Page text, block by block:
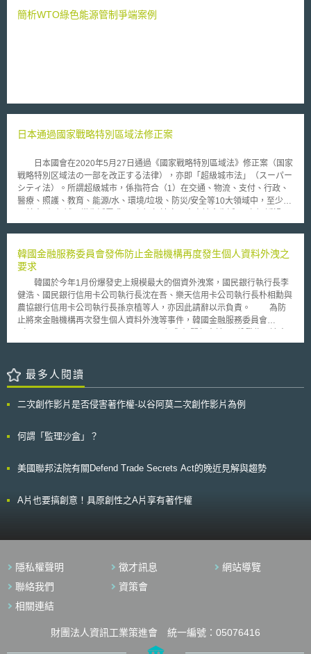
由應用程式的資金轉帳功能和數位錢包功能，進行「一般性」數位支付交易
金額將近130億美元。 有鑑於消費者資訊貨幣化（Monetization）之資料治
CFPB擬藉由此項擬議規則擴大監管措施，將美國大型數位支付科技公司納
構同步受到監管，一方面維持數位支付市場之公平競爭環境，並同時確保消
費者受到CFPA的保障，降低消費者在使用數位支付時的交易風險。 近年我
國因疫情的零接觸政策及數位經濟時代來臨，數位支付應用因而蓬勃發展，
我國於2023年11月21日三讀通過《金融消費者保護法》修正案，將電子支
付業納入金融服務業，逐步加強金融消費者權益保護，我國應持續追蹤外國
金融消費者保障動態，在金融消費者保障上持續前進。
簡析WTO綠色能源管制爭端案例
日本通過國家戰略特別區域法修正案
日本國會在2020年5月27日通過《國家戰略特別區域法》修正案（国家
戦略特別区域法の一部を改正する法律），亦即「超級城市法」（スーパー
シティ法）。所謂超級城市，係指符合（1）在交通、物流、支付、行政、
醫療、照護、教育、能源/水、環境/垃圾、防災/安全等10大領域中，至少滿
眾參與，建立從民眾觀點出發之理想社會等三大條件之未來都市。 超
（1）賦予蒐集、整理、提供各種類型服務相關資料之資料聯合平台（デー
タ連携基盤）業者法律上地位；（2）因相關制度涉及不同法規及主管機
關，故超級城市法內特別設計可併同檢討跨領域法規修正之特別程序；
（3）其他規定︰如明定各中央政府機關應提供具體協助、應檢討制定Open
API規範，以及本法施行後3年應檢討施行狀況等。其次，本次修法新增地區
限定型之監理沙盒制度（地域限定型規制のサンドボックス制度），針對自
駕車、無人機等科技創新實驗，透過強化事後監督體制，事前放寬道路運輸
韓國金融服務委員會發佈防止金融機構再度發生個人資料外洩之
要求
韓國於今年1月份爆發史上規模最大的個資外洩案，國民銀行執行長李
健浩、國民銀行信用卡公司執行長沈在吾、樂天信用卡公司執行長朴相勳與
農協銀行信用卡公司執行長孫京植等人，亦因此請辭以示負責。 為防
止將來金融機構再次發生個人資料外洩等事件，韓國金融服務委員會
要求，以下為其基本原則 1. 金融機構將被要求在處理客戶的個人資料時的
的責任。 2. 確保金融消費者可主張關於其個人資料之相關權利，包括金融
消費者可決定金融機構於何時如何使用其個人資料。 3. 提升金融機構對於
Security Officer, CISO）獨立性與責任、加重金融機構於資訊安全違規時相
必須建立緊急應變機制，以確保面對未來可能的資料外洩事故時，可迅速有
最多人閱讀
二次創作影片是否侵害著作權-以谷阿莫二次創作影片為例
何謂「監理沙盒」？
美國聯邦法院有關Defend Trade Secrets Act的晚近見解與趨勢
A片也要搞創意！具原創性之A片享有著作權
隱私權聲明 徵才訊息
網站導覽
聯絡我們
資策會
相關連結
財團法人資訊工業策進會 統一編號：05076416